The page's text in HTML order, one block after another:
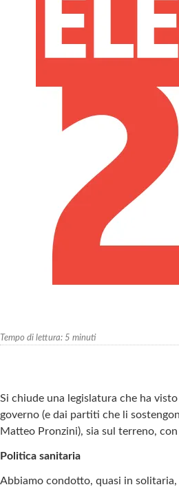
Tempo di lettura: 5 minuti
Si chiude una legislatura che ha
governo (e dai partiti che li
Matteo Pronzini), sia sul terreno,
Politica sanitaria
Abbiamo condotto, quasi in